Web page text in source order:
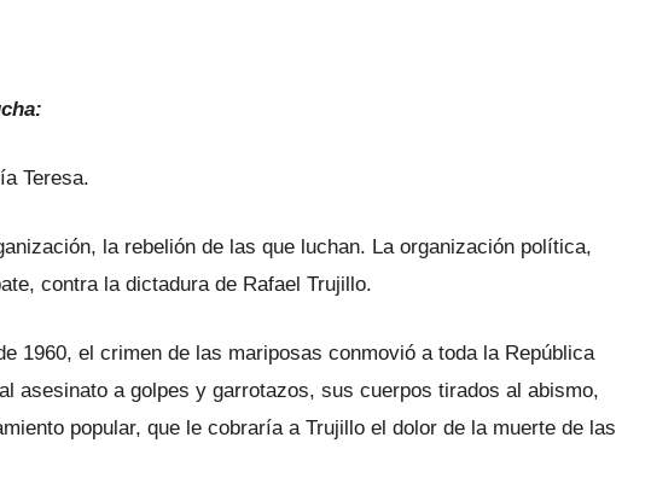
Teresa.
la rebelión de las que luchan. La organización política,
contra la dictadura de Rafael Trujillo.
1960, el crimen de las mariposas conmovió a toda la República
asesinato a golpes y garrotazos, sus cuerpos tirados al abismo,
popular, que le cobraría a Trujillo el dolor de la muerte de las